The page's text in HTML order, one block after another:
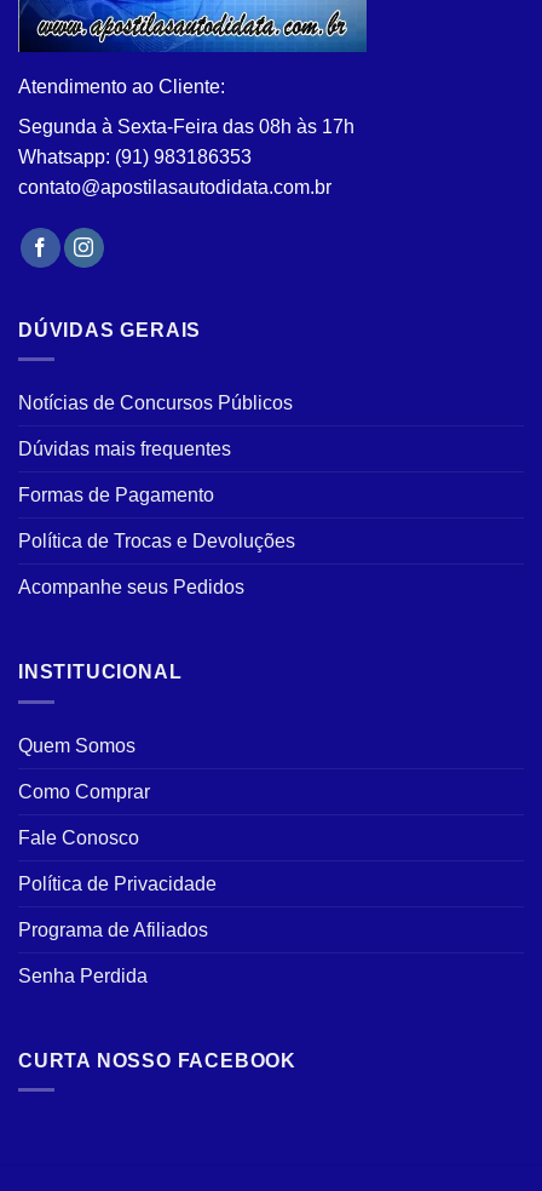
ser
escolhidas
página
do
produto
Atendimento ao Cliente:
Segunda à Sexta-Feira das 08h às 17h
Whatsapp: (91) 983186353
contato@apostilasautodidata.com.br
DÚVIDAS GERAIS
Notícias de Concursos Públicos
Dúvidas mais frequentes
Formas de Pagamento
Política de Trocas e Devoluções
Acompanhe seus Pedidos
INSTITUCIONAL
Quem Somos
Como Comprar
Fale Conosco
Política de Privacidade
Programa de Afiliados
Senha Perdida
CURTA NOSSO FACEBOOK